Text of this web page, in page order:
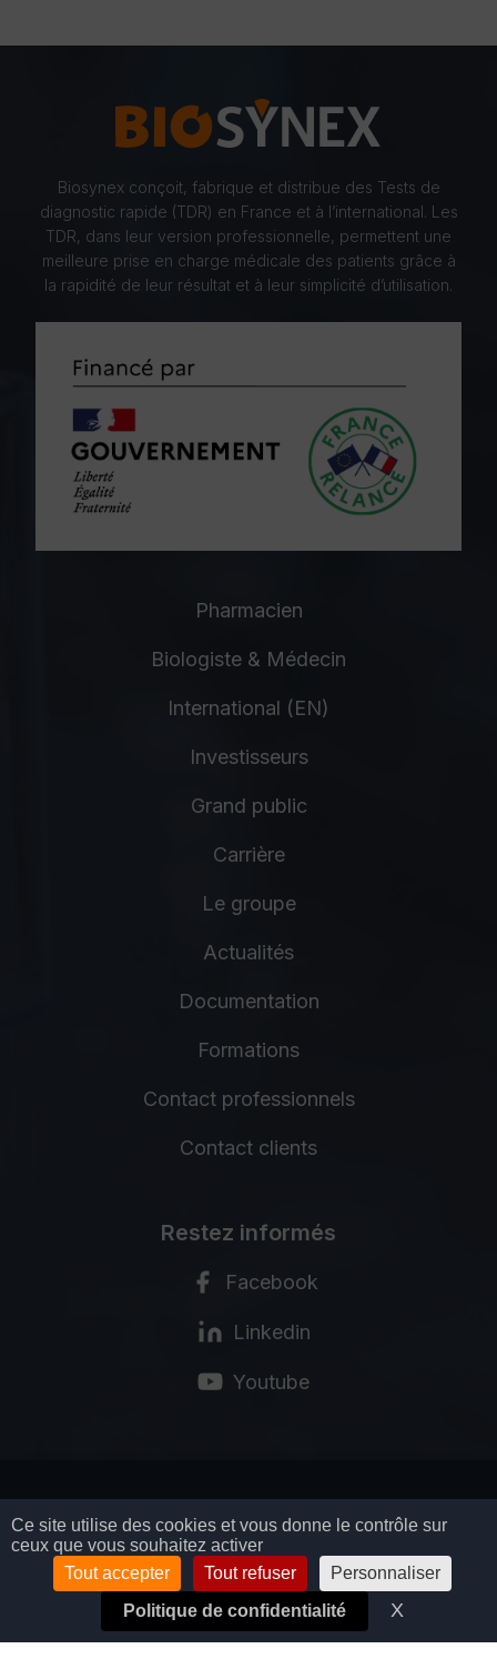
Biosynex conçoit, fabrique et distribue des Tests de
diagnostic rapide (TDR) en France et à l’international. Les
TDR, dans leur version professionnelle, permettent une
meilleure prise en charge médicale des patients grâce à
la rapidité de leur résultat et à leur simplicité d’utilisation.
Pharmacien
Biologiste & Médecin
International (EN)
Investisseurs
Grand public
Carrière
Le groupe
Actualités
Documentation
Formations
Contact professionnels
Contact clients
Restez informés
Facebook
Linkedin
Youtube
© COPYRIGHT BIOSYNEX SA - 2026
TOUS DROITS RÉSERVÉS
MENTIONS LÉGALES
POLITIQUE DE CONFIDENTIALITÉ
CGV
GESTION DES COOKIES
Ce site utilise des cookies et vous donne le contrôle sur
ceux que vous souhaitez activer
Tout accepter
Tout refuser
Personnaliser
Politique de confidentialité
X